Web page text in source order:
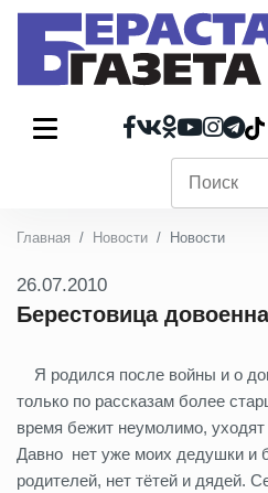
Главная Новости Новости
26.07.2010
Берестовица
Я родился после войны и о
только по рассказам более
время бежит неумолимо,
Давно нет уже моих дедушки и
родителей, нет тётей и дядей.